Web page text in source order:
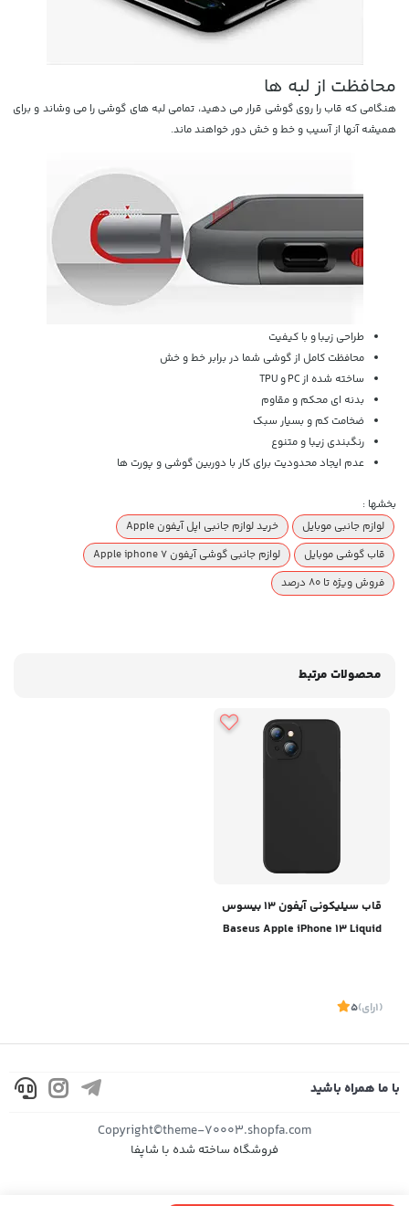
محافظت از لبه ها
هنگامی که قاب را روی گوشی قرار می دهید، تمامی لبه های گوشی را می وشاند و برای
همیشه آنها از آسیب و خط و خش دور خواهند ماند.
طراحی زیبا و با کیفیت
محافظت کامل از گوشی شما در برابر خط و خش
ساخته شده از PC و TPU
بدنه ای محکم و مقاوم
ضخامت کم و بسیار سبک
رنگبندی زیبا و متنوع
عدم ایجاد محدودیت برای کار با دوربین گوشی و پورت ها
بخشها :
لوازم جانبی موبایل
خرید لوازم جانبی اپل آیفون Apple
قاب گوشی موبایل
لوازم جانبی گوشی آیفون Apple iphone 7
فروش ویژه تا 80 درصد
محصولات مرتبط
قاب سیلیکونی آیفون 13 بیسوس
Baseus Apple iPhone 13 Liquid
(1 رای)
5
با ما همراه باشید
Copyright©theme-70003.shopfa.com
فروشگاه ساخته شده با شاپفا